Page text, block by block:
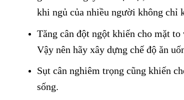
khi ngủ của nhiều người không chỉ
Tăng cân đột ngột khiến cho mặt
Vậy nên hãy xây dựng chế độ ăn
Sụt cân nghiêm trọng cũng khiến
sống.